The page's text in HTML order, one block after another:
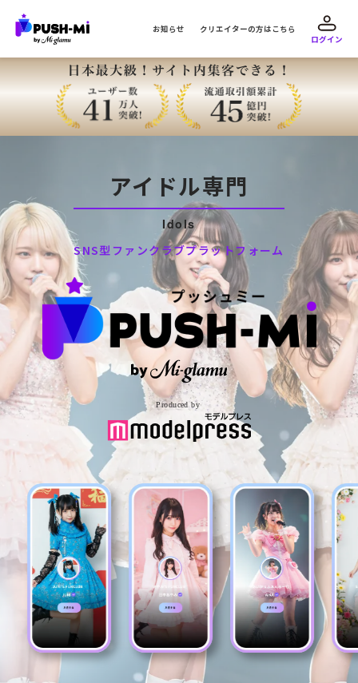
お知らせ
クリエイターの方はこちら
ログイン